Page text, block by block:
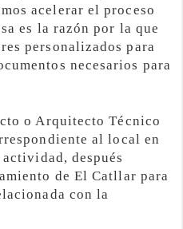
acelerar el proceso
es la razón por la que
personalizados para
necesarios para
o Arquitecto Técnico
al local en
después
de El Catllar para
con la